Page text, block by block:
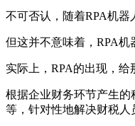
不可否认，随着RPA机器
但这并不意味着，RPA机
实际上，RPA的出现，
根据企业财务环节产生的
等，针对性地解决财税人